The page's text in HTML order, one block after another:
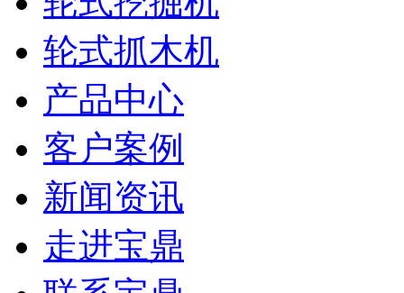
轮式抓木机
产品中心
客户案例
新闻资讯
走进宝鼎